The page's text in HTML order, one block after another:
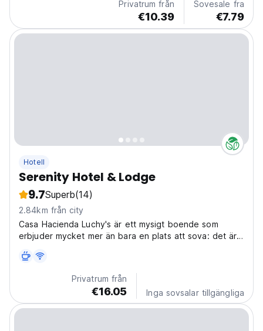
Privatrum från
€10.39
Sovesale fra
€7.79
Hotell
Serenity Hotel & Lodge
9.7Superb(14)
2.84km från city
Casa Hacienda Luchy's är ett mysigt boende som
erbjuder mycket mer än bara en plats att sova: det är
historia och kultur mitt i Ica-oasens natur.
Privatrum från
€16.05 Inga sovsalar tillgängliga